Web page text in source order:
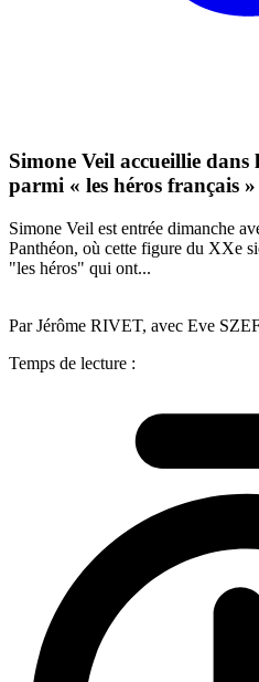
Simone Veil accueillie
parmi « les héros français »
Simone Veil est entrée dimanche
Panthéon, où cette figure du XXe
"les héros" qui ont...
Par Jérôme RIVET, avec Eve
Temps de lecture :